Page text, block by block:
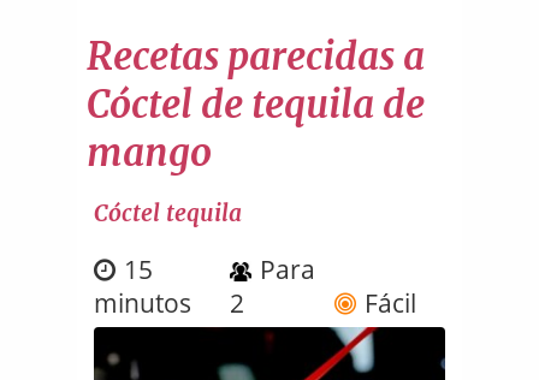
Recetas parecidas a
Cóctel de tequila de
mango
Cóctel tequila
15
minutos
Para
2
Fácil